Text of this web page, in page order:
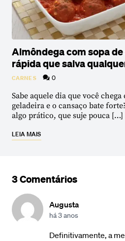
Almôndega com sopa
rápida que salva
CARNES 0
Sabe aquele dia que você
geladeira e o cansaço bate
algo prático, que suje pouca […]
LEIA MAIS
3 Comentários
Augusta
há 3 anos
Definitivamente, a